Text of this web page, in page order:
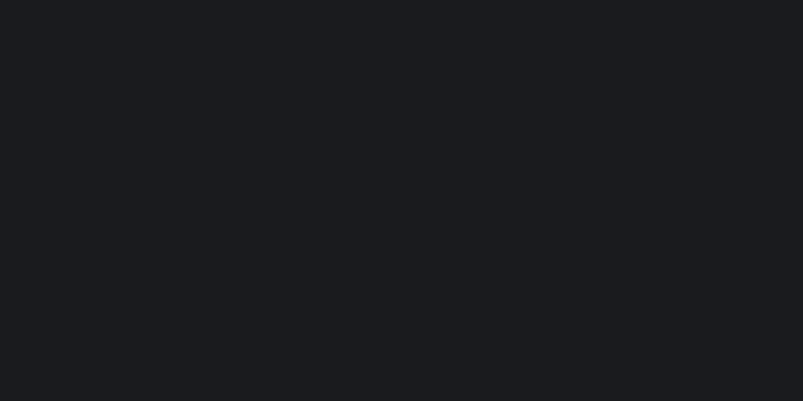
het tegenoverstelde. De
vijanden in plaats van op
in Survivors of the Void.
dichtbij komt, duwt hij je zo
te bereiken, is bedreigend
en krachtige entiteiten met
nemen. Ontdek waar hun
nieuwe levels, ontdek hun
van de Aphelian Sanctuary,
rondje in het Siphoned